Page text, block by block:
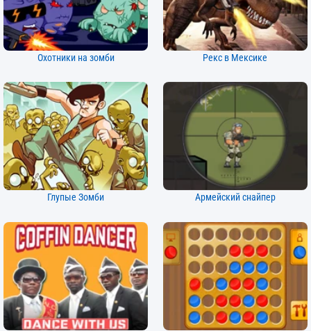
Охотники на зомби Рекс в Мексике
Глупые Зомби Армейский снайпер